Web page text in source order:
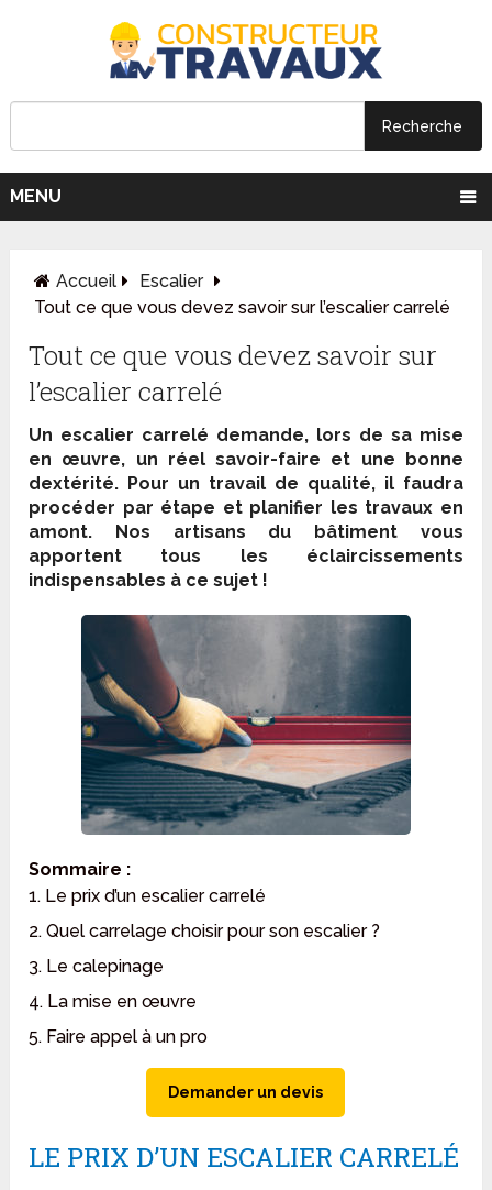
MENU
Accueil
Escalier
Tout ce que vous devez savoir sur l’escalier carrelé
Tout ce que vous devez savoir sur
l’escalier carrelé
Un escalier carrelé demande, lors de sa mise
en œuvre, un réel savoir-faire et une bonne
dextérité. Pour un travail de qualité, il faudra
procéder par étape et planifier les travaux en
amont. Nos artisans du bâtiment vous
apportent tous les éclaircissements
indispensables à ce sujet !
Sommaire :
1. Le prix d’un escalier carrelé
2. Quel carrelage choisir pour son escalier ?
3. Le calepinage
4. La mise en œuvre
5. Faire appel à un pro
Demander un devis
LE PRIX D’UN ESCALIER CARRELÉ